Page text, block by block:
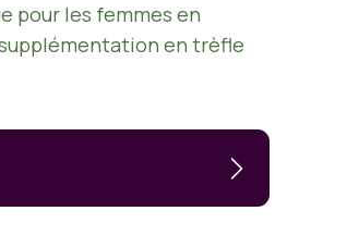
pour les femmes en
en trèfle